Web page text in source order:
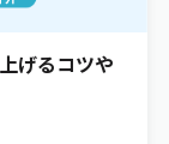
げるコツや